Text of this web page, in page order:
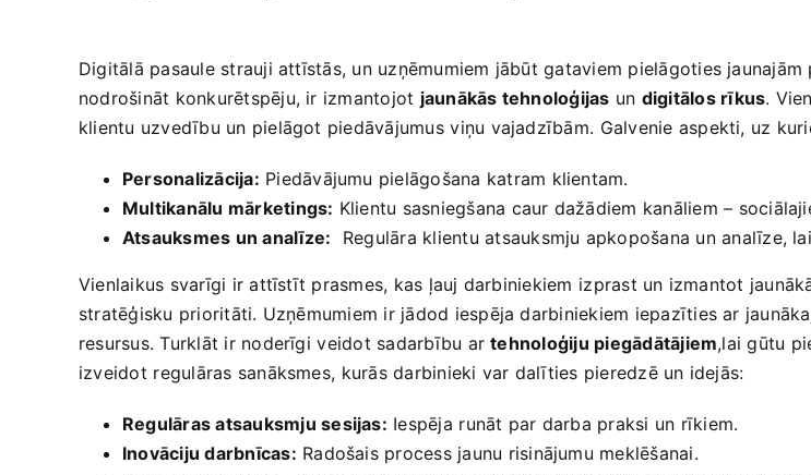
Digitālā pasaule strauji ​attīstās, un uzņēmumiem jābūt gataviem pielāgoties
nodrošināt konkurētspēju, ir izmantojot jaunākās tehnoloģijas un digitālos rīkus.
klientu uzvedību un pielāgot piedāvājumus ⁢viņu vajadzībām.⁤ Galvenie aspekti, uz
Personalizācija: Piedāvājumu pielāgošana katram klientam.
Multikanālu mārketings: Klientu sasniegšana caur dažādiem kanāliem –
Atsauksmes un analīze:
Regulāra klientu atsauksmju apkopošana un ‌analīze,
Vienlaikus svarīgi ir attīstīt prasmes, kas ļauj darbiniekiem ⁣izprast un izmantot
stratēģisku prioritāti. Uzņēmumiem ir jādod​ iespēja darbiniekiem iepazīties ar
resursus. Turklāt ir noderīgi⁢ veidot sadarbību artehnoloģiju piegādātājiem,lai gūtu
izveidot ⁢regulāras sanāksmes,⁢ kurās‍ darbinieki var dalīties pieredzē un idejās:
Regulāras atsauksmju sesijas: Iespēja ⁣runāt par darba praksi un rīkiem.
Inovāciju darbnīcas: Radošais process jaunu risinājumu meklēšanai.